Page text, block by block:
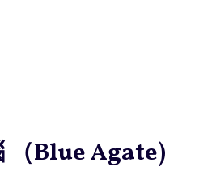
（Blue Agate)